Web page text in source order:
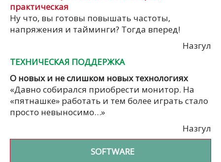
практическая
Ну что, вы готовы повышать частоты,
напряжения и тайминги? Тогда вперед!
Назгул
ТЕХНИЧЕСКАЯ ПОДДЕРЖКА
О новых и не слишком новых технологиях
«Давно собирался приобрести монитор. На
«пятнашке» работать и тем более играть стало
просто невыносимо…»
Назгул
SOFTWARE